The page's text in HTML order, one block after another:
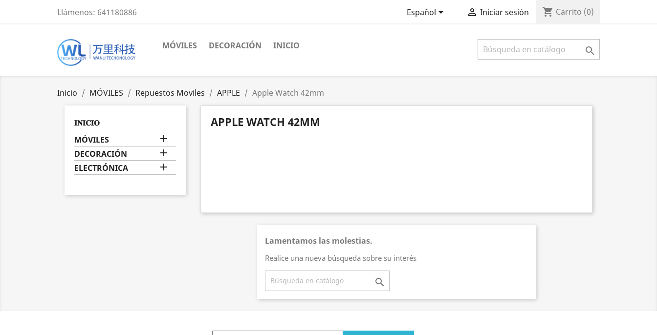
Llámenos: 641180886 Español  Iniciar sesión shopping_cart Carrito (0)
MÓVILES DECORACIÓN INICIO 
Inicio MÓVILES Repuestos Moviles APPLE Apple Watch 42mm
𝐈𝐍𝐈𝐂𝐈𝐎
MÓVILES 
DECORACIÓN 
ELECTRÓNICA 
APPLE WATCH 42MM
Lamentamos las molestias.
Realice una nueva búsqueda sobre su interés
